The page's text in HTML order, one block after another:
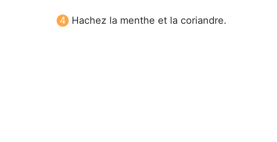
Hachez la menthe et la coriandre.